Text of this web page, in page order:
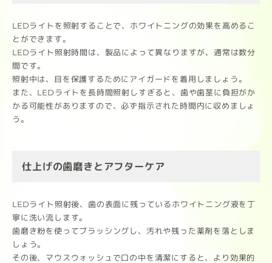
LEDライトを照射することで、ホワイトニングの効果を高めるこ
とができます。
LEDライト照射時間は、製品によって異なりますが、通常は数分
間です。
照射中は、目を保護するためにアイガードを着用しましょう。
また、LEDライトを長時間照射しすぎると、歯や歯茎に負担がか
かる可能性がありますので、必ず指示された時間内に収めましょ
う。
仕上げの歯磨きとアフターケア
LEDライト照射後、歯の表面に残っているホワイトニング液を丁
寧に洗い流します。
歯磨き粉を使ってブラッシングし、汚れや残った薬剤を落としま
しょう。
その後、マウスウォッシュで口の中を清潔にすると、より効果的